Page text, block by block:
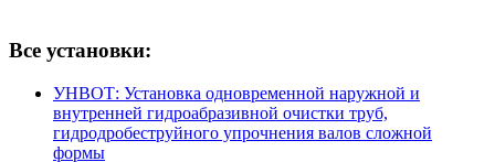
Все установки:
УНВОТ: Установка одновременной наружной и
внутренней гидроабразивной очистки труб,
гидродробеструйного упрочнения валов сложной
формы